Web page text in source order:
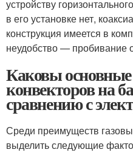
устройству
в его установке нет,
конструкция имеется в
неудобство — пробивание
Каковы
конвекторов на
сравнению с
Среди преимуществ
выделить следующие